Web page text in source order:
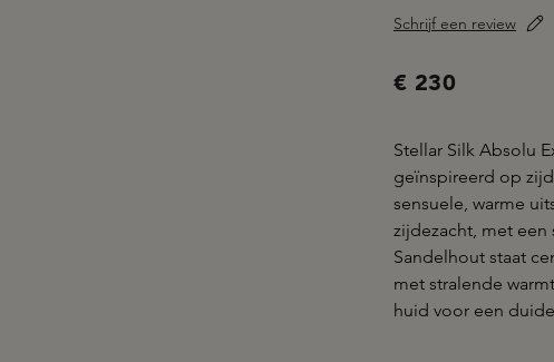
Schrijf een review
€ 230
Stellar Silk Absolu
geïnspireerd op
sensuele, warme
zijdezacht, met een
Sandelhout staat
met stralende
huid voor een